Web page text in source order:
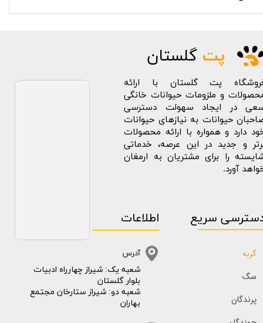
پت گلستان
پت گلستان با ارائه
و ملزومات حیوانات خانگی
در ایجاد سهولت دسترسی
حیوانات به نیازهای حیوانات
دارد و همواره با ارائه محصولات
و جدید در این عرصه، خدماتی
را برای مشتریان به ارمغان
آورد.
سریع
گربه
سگ
پرندگان
​​شعبه یک: شیراز چهارراه ادبیات
بلوار گلستان
شعبه دو: شیراز ستارخان مجتمع
بهاران
اطلاعات
آدرس